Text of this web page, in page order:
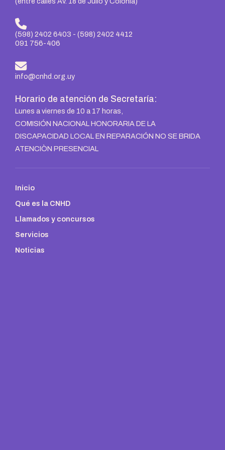
(598) 2402 6403 - (598) 2402 4412
091 756-406
info@cnhd.org.uy
Horario de atención de Secretaría:
Lunes a viernes de 10 a 17 horas,
COMISIÓN NACIONAL HONORARIA DE LA
DISCAPACIDAD LOCAL EN REPARACIÓN NO SE BRIDA
ATENCIÒN PRESENCIAL
Inicio
Qué es la CNHD
Llamados y concursos
Servicios
Noticias